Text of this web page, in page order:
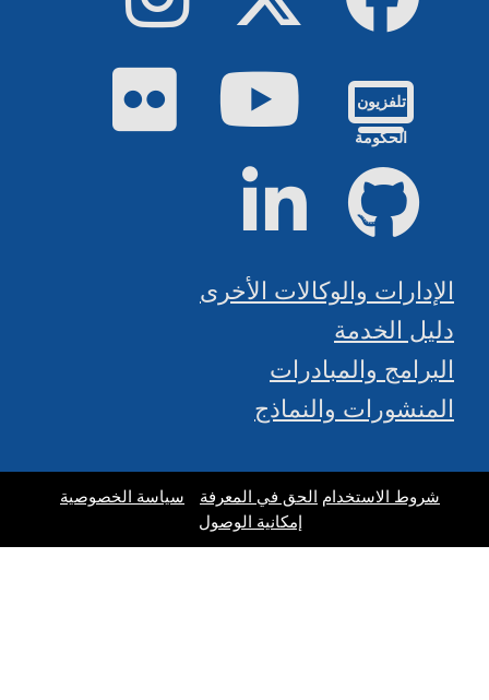
تلفزيون
الحكومة
يوتيوب فليكر
جيت هاب لينكد إن
الإدارات والوكالات الأخرى
دليل الخدمة
البرامج والمبادرات
المنشورات والنماذج
شروط الاستخدام الحق في المعرفة
سياسة الخصوصية
إمكانية الوصول